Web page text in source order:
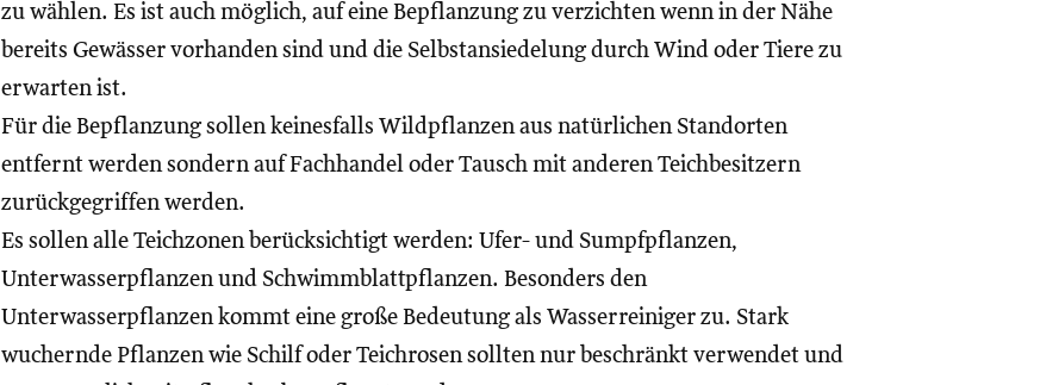
zu wählen. Es ist auch möglich, auf eine Bepflanzung zu verzichten wenn in der Nähe
bereits Gewässer vorhanden sind und die Selbstansiedelung durch Wind oder Tiere zu
erwarten ist.
Für die Bepflanzung sollen keinesfalls Wildpflanzen aus natürlichen Standorten
entfernt werden sondern auf Fachhandel oder Tausch mit anderen Teichbesitzern
zurückgegriffen werden.
Es sollen alle Teichzonen berücksichtigt werden: Ufer- und Sumpfpflanzen,
Unterwasserpflanzen und Schwimmblattpflanzen. Besonders den
Unterwasserpflanzen kommt eine große Bedeutung als Wasserreiniger zu. Stark
wuchernde Pflanzen wie Schilf oder Teichrosen sollten nur beschränkt verwendet und